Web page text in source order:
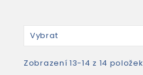
Vybrat
Zobrazení 13-14 z 14 položek